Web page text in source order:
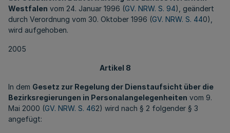
Westfalen vom 24. Januar 1996 (GV. NRW. S. 94), geändert
durch Verordnung vom 30. Oktober 1996 (GV. NRW. S. 440),
wird aufgehoben.
2005
Artikel 8
In dem Gesetz zur Regelung der Dienstaufsicht über die
Bezirksregierungen in Personalangelegenheiten vom 9.
Mai 2000 (GV. NRW. S. 462) wird nach § 2 folgender § 3
angefügt: